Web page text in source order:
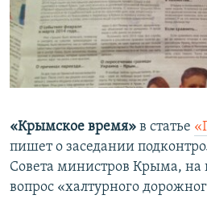
«Крымское время» в статье
пишет о заседании
Совета министров Крыма, на
вопрос «халтурного